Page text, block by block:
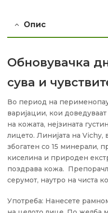
Опис
Обновувачка
сува и
Во период на
варијации, кои
на кожата, нејзината
лицето. Линијата на
збогатен со 15 минерали,
киселина и природен
поздрава кожа.
серумот, наутро на чиста
Употреба: Нанесете